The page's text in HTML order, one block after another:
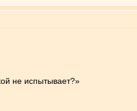
не испытывает?»